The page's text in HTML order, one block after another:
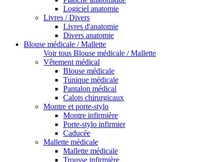
Logiciel anatomie
Livres / Divers
Livres d'anatomie
Divers anatomie
Blouse médicale / Mallette
Voir tous Blouse médicale / Mallette
Vêtement médical
Blouse médicale
Tunique médicale
Pantalon médical
Calots chirurgicaux
Montre et porte-stylo
Montre infirmière
Porte-stylo infirmier
Caducée
Mallette médicale
Mallette médicale
Trousse infirmière